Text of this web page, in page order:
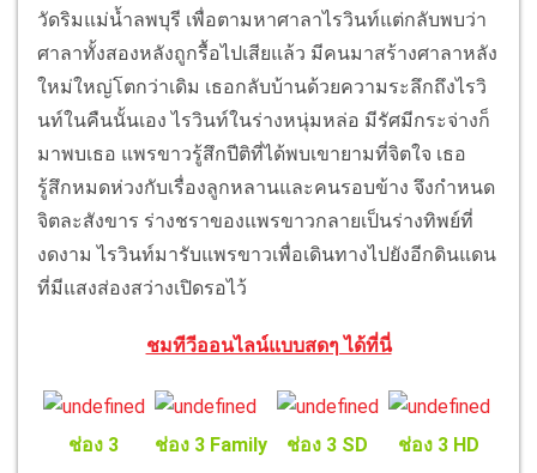
วัดริมแม่น้ำลพบุรี เพื่อตามหาศาลาไรวินท์แต่กลับพบว่า
ศาลาทั้งสองหลังถูกรื้อไปเสียแล้ว มีคนมาสร้างศาลาหลัง
ใหม่ใหญ่โตกว่าเดิม เธอกลับบ้านด้วยความระลึกถึงไรวิ
นท์ในคืนนั้นเอง ไรวินท์ในร่างหนุ่มหล่อ มีรัศมีกระจ่างก็
มาพบเธอ แพรขาวรู้สึกปีติที่ได้พบเขายามที่จิตใจ เธอ
รู้สึกหมดห่วงกับเรื่องลูกหลานและคนรอบข้าง จึงกำหนด
จิตละสังขาร ร่างชราของแพรขาวกลายเป็นร่างทิพย์ที่
งดงาม ไรวินท์มารับแพรขาวเพื่อเดินทางไปยังอีกดินแดน
ที่มีแสงส่องสว่างเปิดรอไว้
ชมทีวีออนไลน์แบบสดๆ ได้ที่นี่
ช่อง 3 ช่อง 3 Family ช่อง 3 SD ช่อง 3 HD